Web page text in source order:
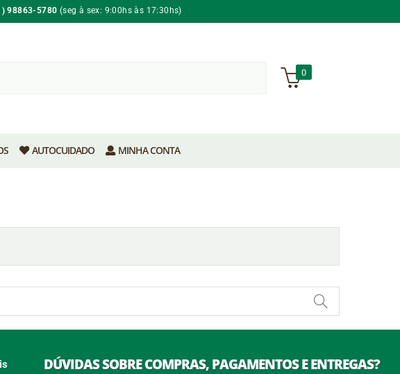
98863-5780 (seg à sex: 9:00hs às 17:30hs)
0
AUTOCUIDADO MINHA CONTA
DÚVIDAS SOBRE COMPRAS, PAGAMENTOS E ENTREGAS?